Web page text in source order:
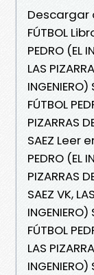
Descargar
FÚTBOL
PEDRO (EL
LAS
INGENIERO)
FÚTBOL
PIZARRAS
SAEZ Leer
PEDRO (EL
PIZARRAS
SAEZ VK,
FÚTBOL
LAS